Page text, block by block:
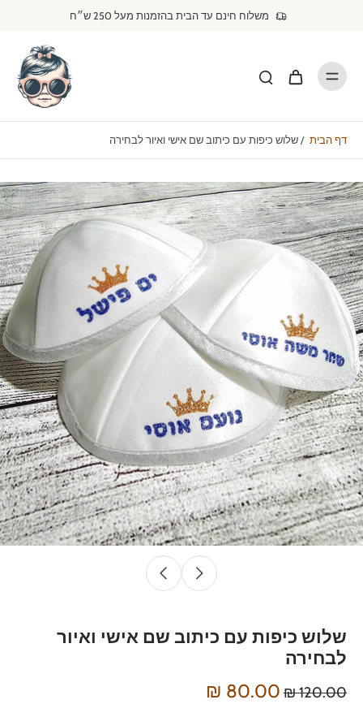
משלוח חינם עד הבית בהזמנות מעל 250 ש״ח
דף הבית / שלוש כיפות עם כיתוב שם אישי ואיור לבחירה
שלוש כיפות עם כיתוב שם אישי ואיור
לבחירה
120.00 ₪
80.00 ₪